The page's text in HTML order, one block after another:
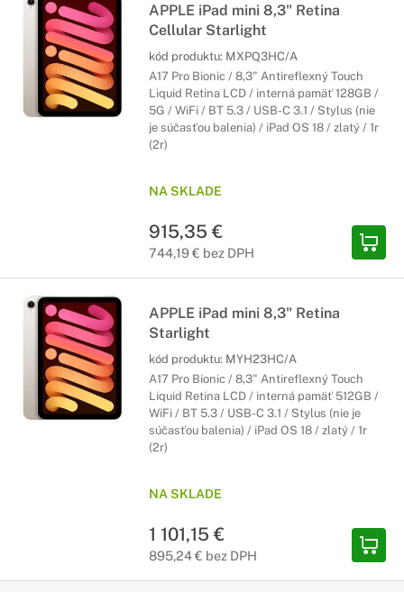
APPLE iPad mini 8,3" Retina
Cellular Starlight
kód produktu: MXPQ3HC/A
A17 Pro Bionic / 8,3" Antireflexný Touch
Liquid Retina LCD / interná pamäť 128GB /
5G / WiFi / BT 5.3 / USB-C 3.1 / Stylus (nie
je súčasťou balenia) / iPad OS 18 / zlatý / 1r
(2r)
NA SKLADE
915,35 €
744,19 € bez DPH
APPLE iPad mini 8,3" Retina
Starlight
kód produktu: MYH23HC/A
A17 Pro Bionic / 8,3" Antireflexný Touch
Liquid Retina LCD / interná pamäť 512GB /
WiFi / BT 5.3 / USB-C 3.1 / Stylus (nie je
súčasťou balenia) / iPad OS 18 / zlatý / 1r
(2r)
NA SKLADE
1 101,15 €
895,24 € bez DPH